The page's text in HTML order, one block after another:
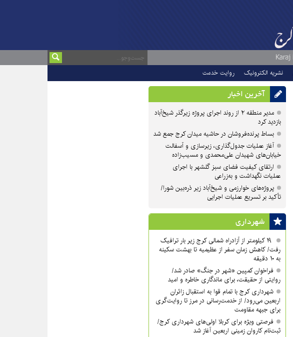
نشریه الکترونیک روایت خدمت
آخرین اخبار
مدیر منطقه ۲ از روند اجرای پروژه زیرگذر شیخ‌آباد
بازدید کرد
بساط پرنده‌فروشان در حاشیه میدان کرج جمع شد
آغاز عملیات جدول‌گذاری، زیرسازی و آسفالت
خیابان‌های شهیدان علی‌محمدی و مسیب‌زاده
ارتقای کیفیت فضای سبز گلشهر با اجرای
عملیات نگهداشت و به‌زراعی
پروژه‌های خوارزمی و شیخ‌آباد زیر ذره‌بین شورا/
تأکید بر تسریع عملیات اجرایی
شهرداری
۱۹ کیلومتر از آزادراه شمالی کرج زیر بار ترافیک
رفت/ کاهش زمان سفر از عظیمیه تا بهشت سکینه
به ۱۰ دقیقه
فراخوان کمپین «شهر در جنگ» صادر شد/
روایتی از حقیقت، برای ماندگاری خاطره و امید
شهرداری کرج با تمام قوا به استقبال زائران
اربعین می‌رود/ از خدمت‌رسانی در مرز تا روایت‌گری
برای جبهه مقاومت
فرصتی ویژه برای کربلا اولی‌های شهرداری کرج/
ثبت‌نام کاروان زمینی اربعین آغاز شد